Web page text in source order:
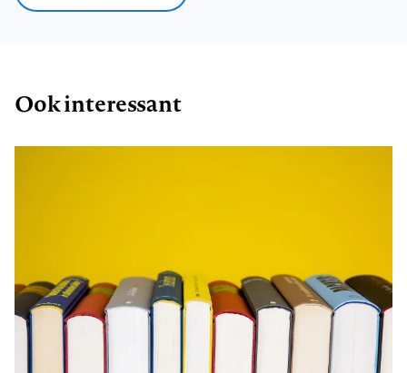
Ook interessant